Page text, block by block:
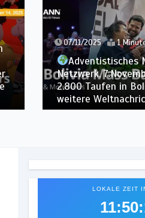
31/10/2025 1 Minute
Adventistisches
Netzwerk,
Hope in
auf Haiti und
Weltnachrichten
LOKALE ZEIT